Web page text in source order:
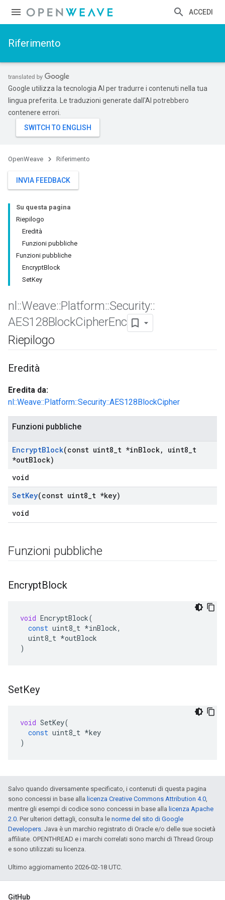
ACCEDI
Riferimento
Google utilizza la tecnologia AI per tradurre i contenuti nella tua
lingua preferita. Le traduzioni generate dall'AI potrebbero
contenere errori.
OpenWeave Riferimento
INVIA FEEDBACK
Su questa pagina
Riepilogo
Eredità
Funzioni pubbliche
Funzioni pubbliche
EncryptBlock
SetKey
nl ::Weave::Platform::Security::
AES128BlockCipherEnc
Riepilogo
Eredità
Eredita da:
nl::Weave::Platform::Security::AES128BlockCipher
Funzioni pubbliche
EncryptBlock(const uint8 t *inBlock, uint8 t
*outBlock)
void
SetKey(const uint8 t *key)
void
Funzioni pubbliche
EncryptBlock
void EncryptBlock(
const uint8_t *inBlock,
uint8_t *outBlock
)
SetKey
void SetKey(
const uint8_t *key
)
Salvo quando diversamente specificato, i contenuti di questa pagina
sono concessi in base alla licenza Creative Commons Attribution 4.0,
mentre gli esempi di codice sono concessi in base alla licenza Apache
2.0. Per ulteriori dettagli, consulta le norme del sito di Google
Developers. Java è un marchio registrato di Oracle e/o delle sue società
affiliate. OPENTHREAD e i marchi correlati sono marchi di Thread Group
e sono utilizzati su licenza.
Ultimo aggiornamento 2026-02-18 UTC.
GitHub